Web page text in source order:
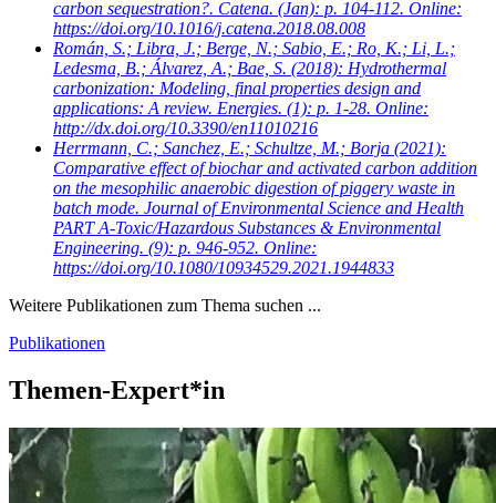
carbon sequestration?. Catena. (Jan): p. 104-112. Online:
https://doi.org/10.1016/j.catena.2018.08.008
Román, S.; Libra, J.; Berge, N.; Sabio, E.; Ro, K.; Li, L.;
Ledesma, B.; Álvarez, A.; Bae, S. (2018): Hydrothermal
carbonization: Modeling, final properties design and
applications: A review. Energies. (1): p. 1-28. Online:
http://dx.doi.org/10.3390/en11010216
Herrmann, C.; Sanchez, E.; Schultze, M.; Borja (2021):
Comparative effect of biochar and activated carbon addition
on the mesophilic anaerobic digestion of piggery waste in
batch mode. Journal of Environmental Science and Health
PART A-Toxic/Hazardous Substances & Environmental
Engineering. (9): p. 946-952. Online:
https://doi.org/10.1080/10934529.2021.1944833
Weitere Publikationen zum Thema suchen ...
Publikationen
Themen-Expert*in